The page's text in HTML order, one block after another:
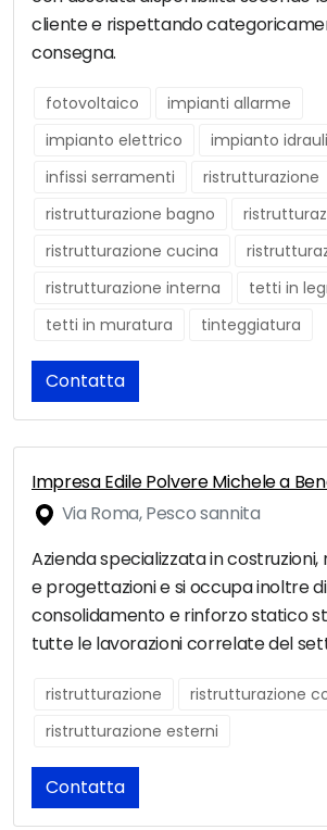
cliente e rispettando
consegna.
fotovoltaico
impianti allarme
impianto elettrico
impianto
infissi serramenti
ristrutturazione
ristrutturazione bagno
ristrutturazione cucina
ristrutturazione interna
tetti in
tetti in muratura
tinteggiatura
Contatta
Impresa Edile Polvere Michele a
Via Roma, Pesco sannita
Azienda specializzata in
e progettazioni e si occupa inoltre di
consolidamento e rinforzo statico
tutte le lavorazioni correlate del
ristrutturazione
ristrutturazione
ristrutturazione esterni
Contatta